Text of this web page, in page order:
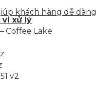
khách hàng dễ
vi xử lý
Coffee Lake
v2